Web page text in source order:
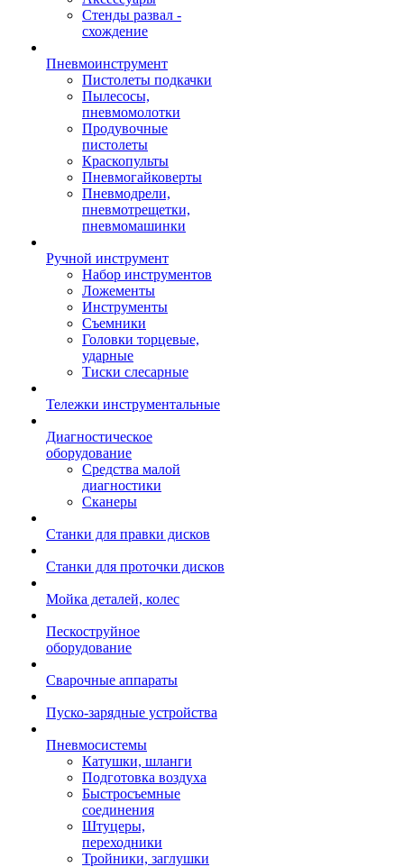
Стенды развал -
схождение
Пневмоинструмент
Пистолеты подкачки
Пылесосы,
пневмомолотки
Продувочные
пистолеты
Краскопульты
Пневмогайковерты
Пневмодрели,
пневмотрещетки,
пневмомашинки
Ручной инструмент
Набор инструментов
Ложементы
Инструменты
Съемники
Головки торцевые,
ударные
Тиски слесарные
Тележки инструментальные
Диагностическое
оборудование
Средства малой
диагностики
Сканеры
Станки для правки дисков
Станки для проточки дисков
Мойка деталей, колес
Пескоструйное
оборудование
Сварочные аппараты
Пуско-зарядные устройства
Пневмосистемы
Катушки, шланги
Подготовка воздуха
Быстросъемные
соединения
Штуцеры,
переходники
Тройники, заглушки